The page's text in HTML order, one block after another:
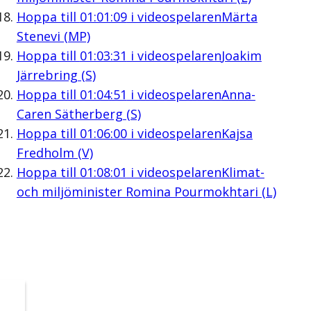
Hoppa till 01:01:09i videospelarenMärta
Stenevi (MP)
Hoppa till 01:03:31 i videospelarenJoakim
Järrebring (S)
Hoppa till 01:04:51 i videospelarenAnna-
Caren Sätherberg (S)
Hoppa till 01:06:00i videospelarenKajsa
Fredholm (V)
Hoppa till 01:08:01 i videospelarenKlimat-
och miljöminister Romina Pourmokhtari (L)